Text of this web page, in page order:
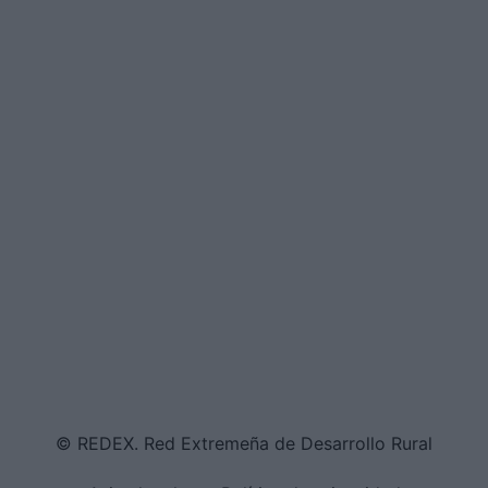
© REDEX. Red Extremeña de Desarrollo Rural